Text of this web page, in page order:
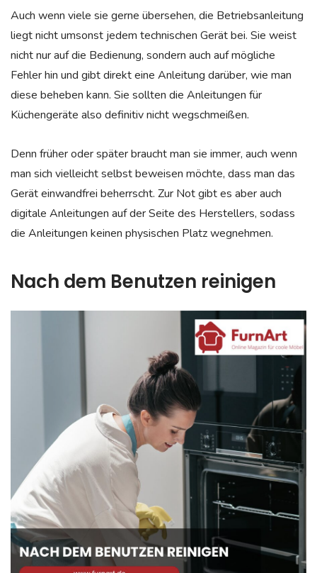
Auch wenn viele sie gerne übersehen, die Betriebsanleitung
liegt nicht umsonst jedem technischen Gerät bei. Sie weist
nicht nur auf die Bedienung, sondern auch auf mögliche
Fehler hin und gibt direkt eine Anleitung darüber, wie man
diese beheben kann. Sie sollten die Anleitungen für
Küchengeräte also definitiv nicht wegschmeißen.
Denn früher oder später braucht man sie immer, auch wenn
man sich vielleicht selbst beweisen möchte, dass man das
Gerät einwandfrei beherrscht. Zur Not gibt es aber auch
digitale Anleitungen auf der Seite des Herstellers, sodass
die Anleitungen keinen physischen Platz wegnehmen.
Nach dem Benutzen reinigen